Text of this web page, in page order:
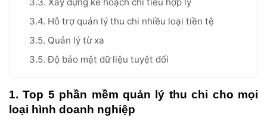
3.4. Hỗ trợ quản lý thu chi nhiều loại tiền tệ
3.5. Quản lý từ xa
3.5. Độ bảo mật dữ liệu tuyệt đối
1. Top 5 phần mềm quản lý thu chi cho mọi
loại hình doanh nghiệp